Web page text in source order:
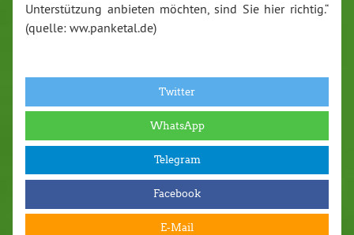
Unterstützung anbieten möchten, sind Sie hier richtig.“
(quelle: ww.panketal.de)
Twitter
WhatsApp
Telegram
Facebook
E-Mail